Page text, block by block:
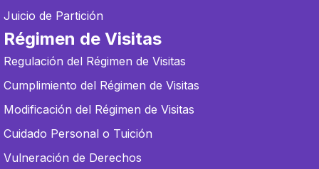
Juicio de Partición
Régimen de Visitas
Regulación del Régimen de Visitas
Cumplimiento del Régimen de Visitas
Modificación del Régimen de Visitas
Cuidado Personal o Tuición
Vulneración de Derechos